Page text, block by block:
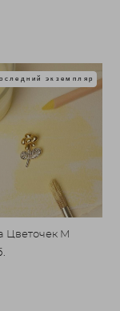
экземпляр
Цветочек М